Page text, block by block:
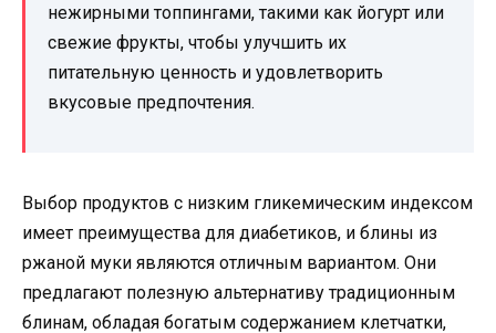
нежирными топпингами, такими как йогурт или
свежие фрукты, чтобы улучшить их
питательную ценность и удовлетворить
вкусовые предпочтения.
Выбор продуктов с низким гликемическим индексом
имеет преимущества для диабетиков, и блины из
ржаной муки являются отличным вариантом. Они
предлагают полезную альтернативу традиционным
блинам, обладая богатым содержанием клетчатки,